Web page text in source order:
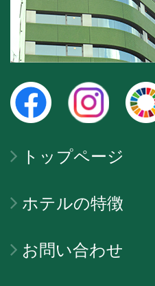
トップページ
ホテルの特徴
お問い合わせ